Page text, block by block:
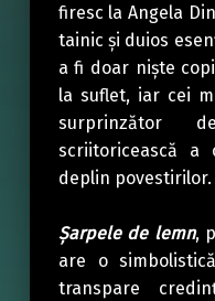
firesc la Angela
tainic şi duios
a fi doar nişte
la suflet, iar cei
surprinzător
scriitoricească a
deplin povestirilor.
Şarpele de lemn,
are o
transpare